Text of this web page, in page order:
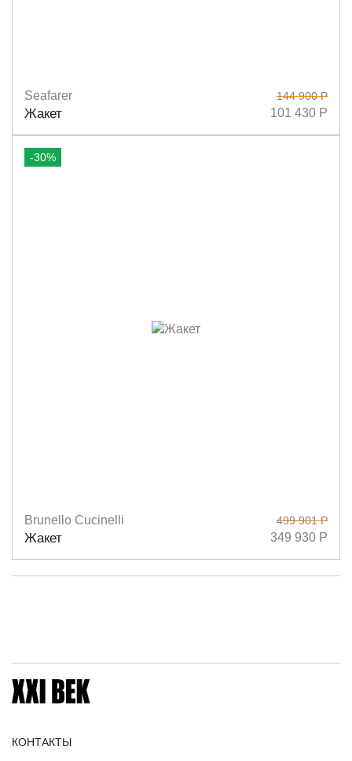
Размеры
Seafarer
Жакет
144 900 Р
101 430 Р
-30%
Размеры
Brunello Cucinelli
Жакет
499 901 Р
349 930 Р
КОНТАКТЫ